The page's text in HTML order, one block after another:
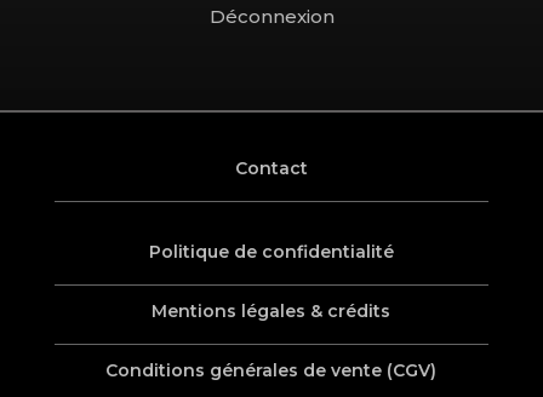
Déconnexion
Contact
Politique de confidentialité
Mentions légales & crédits
Conditions générales de vente (CGV)